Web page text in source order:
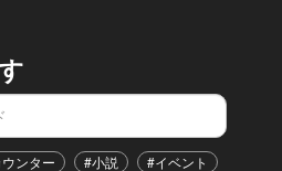
ンター #小説 #イベント